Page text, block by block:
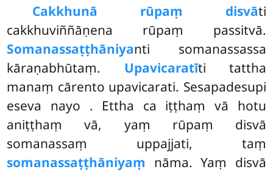
Cakkhunā rūpaṃ disvāti
cakkhuviññāṇena rūpaṃ passitvā.
Somanassaṭṭhāniyanti somanassassa
kāraṇabhūtaṃ. Upavicaratīti tattha
manaṃ cārento upavicarati. Sesapadesupi
eseva nayo . Ettha ca iṭṭhaṃ vā hotu
aniṭṭhaṃ vā, yaṃ rūpaṃ disvā
somanassaṃ uppajjati, taṃ
somanassaṭṭhāniyaṃ nāma. Yaṃ disvā